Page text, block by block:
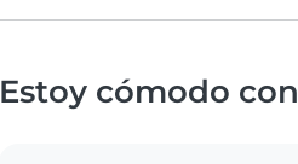
Estoy cómodo con